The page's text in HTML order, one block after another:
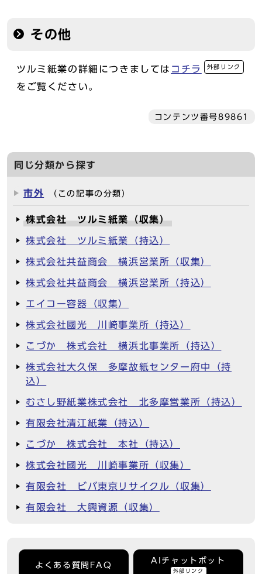
その他
ツルミ紙業の詳細につきましては コチラ 外部リンク
をご覧ください。
コンテンツ番号89861
同じ分類から探す
市外 （この記事の分類）
株式会社 ツルミ紙業（収集）
株式会社 ツルミ紙業（持込）
株式会社共益商会 横浜営業所（収集）
株式会社共益商会 横浜営業所（持込）
エイコー容器（収集）
株式会社國光 川崎事業所（持込）
こづか 株式会社 横浜北事業所（持込）
株式会社大久保 多摩故紙センター府中（持
込）
むさし野紙業株式会社 北多摩営業所（持込）
有限会社清江紙業（持込）
こづか 株式会社 本社（持込）
株式会社國光 川崎事業所（収集）
有限会社 ビバ東京リサイクル（収集）
有限会社 大興資源（収集）
よくある質問FAQ
AIチャットボット
外部リンク